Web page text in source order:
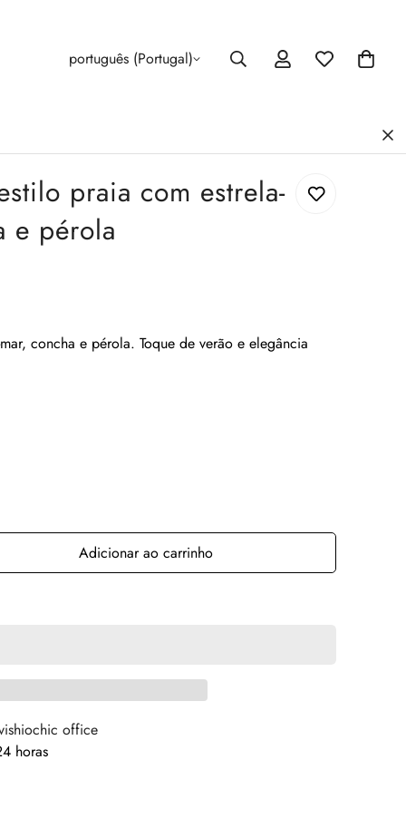
português (Portugal)
praia com estrela-
e pérola
concha e pérola. Toque de verão e elegância
Adicionar ao carrinho
office
horas